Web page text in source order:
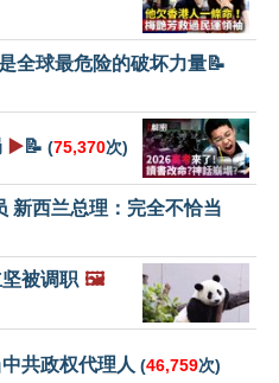
全球最危险的破坏力量📝
▶️📝 (75,370次)
新西兰总理：完全不恰当
被调职 🖼️
共政权代理人 (46,759次)